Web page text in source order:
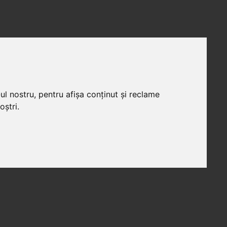
nostru, pentru afișa conținut și reclame